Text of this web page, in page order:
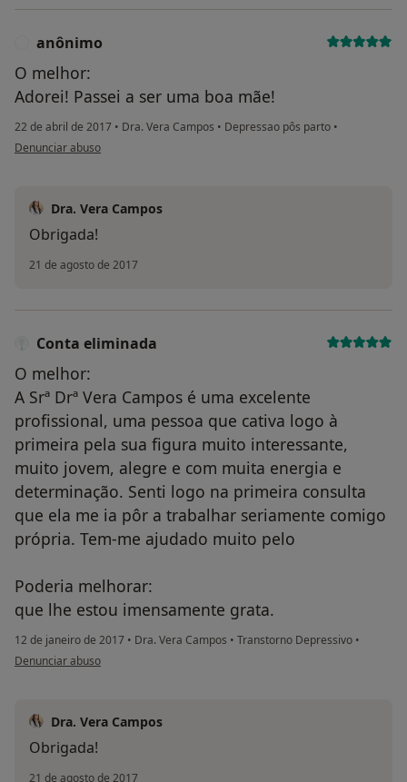
anônimo
O melhor:
Adorei! Passei a ser uma boa mãe!
22 de abril de 2017 • Dra. Vera Campos • Depressao pôs parto •
na opinião do utilizador anônimo
Denunciar abuso
Dra. Vera Campos
Obrigada!
21 de agosto de 2017
Conta eliminada
O melhor:
A Srª Drª Vera Campos é uma excelente
profissional, uma pessoa que cativa logo à
primeira pela sua figura muito interessante,
muito jovem, alegre e com muita energia e
determinação. Senti logo na primeira consulta
que ela me ia pôr a trabalhar seriamente comigo
própria. Tem-me ajudado muito pelo
Poderia melhorar:
que lhe estou imensamente grata.
12 de janeiro de 2017 • Dra. Vera Campos • Transtorno Depressivo •
na opinião do utilizador Conta eliminada
Denunciar abuso
Dra. Vera Campos
Obrigada!
21 de agosto de 2017